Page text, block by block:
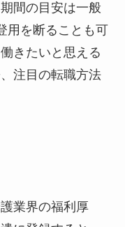
間の目安は一般
用を断ることも可
きたいと思える
注目の転職方法
業界の福利厚